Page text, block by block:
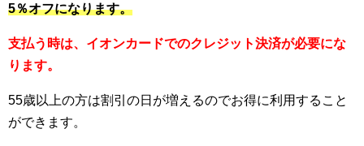
5％オフになります。
支払う時は、イオンカードでのクレジット決済が必要にな
ります。
55歳以上の方は割引の日が増えるのでお得に利用すること
ができます。